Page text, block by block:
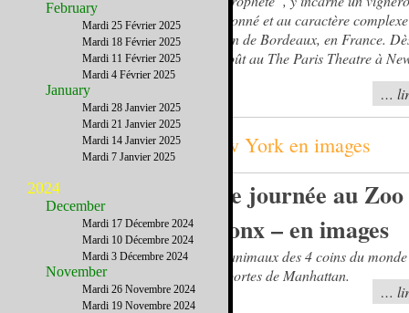
passionné et au caractère
région de Bordeaux, en France.
16 août au The Paris Theatre à
…
New York en images
Une journée au
Bronx – en images
Des animaux des 4 coins du
aux portes de Manhattan.
…
February
Mardi 25 Février 2025
Mardi 18 Février 2025
Mardi 11 Février 2025
Mardi 4 Février 2025
January
Mardi 28 Janvier 2025
Mardi 21 Janvier 2025
Mardi 14 Janvier 2025
Mardi 7 Janvier 2025
2024
December
Mardi 17 Décembre 2024
Mardi 10 Décembre 2024
Mardi 3 Décembre 2024
November
Mardi 26 Novembre 2024
Mardi 19 Novembre 2024